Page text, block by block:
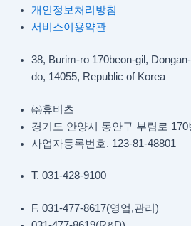
개인정보처리방침
서비스이용약관
38, Burim-ro 170beon-gil,
do, 14055, Republic of Korea
㈜휴비츠
경기도 안양시 동안구 부림로 170
사업자등록번호. 123-81-48801
T. 031-428-9100
F. 031-477-8617(영업,관리)